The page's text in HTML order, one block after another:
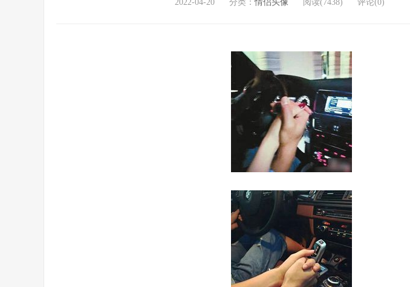
2022-04-20 分类：情侣头像 阅读(7438) 评论(0)